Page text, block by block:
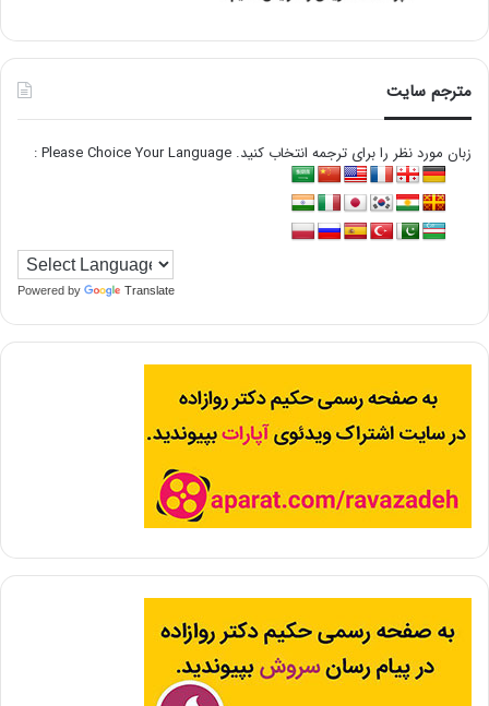
مترجم سایت
زبان مورد نظر را برای ترجمه انتخاب کنید. Please Choice Your Language :
Powered by Translate